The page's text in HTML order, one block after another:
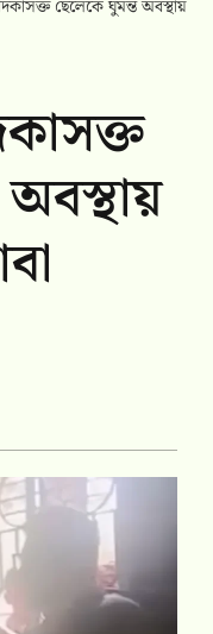
ছেলেকে ঘুমন্ত অবস্থায়